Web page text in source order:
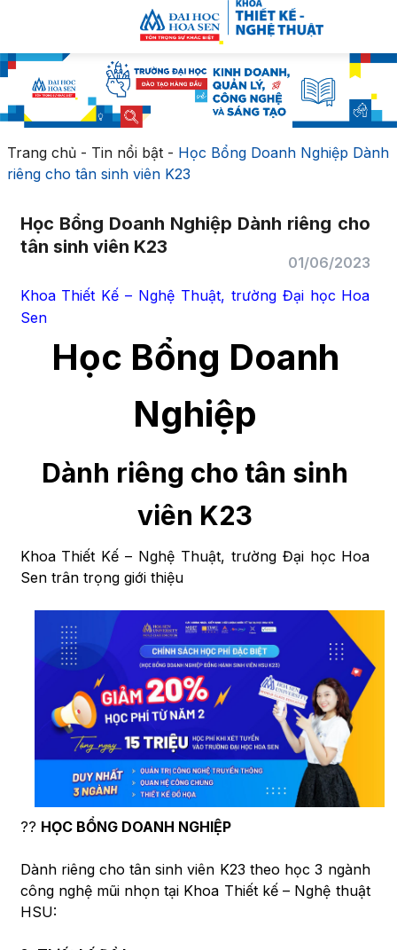
Trang chủ- Tin nổi bật- Học Bổng Doanh Nghiệp Dành
riêng cho tân sinh viên K23
Học Bổng Doanh Nghiệp Dành riêng cho
tân sinh viên K23
01/06/2023
Khoa Thiết Kế – Nghệ Thuật, trường Đại học Hoa
Sen
Học Bổng Doanh
Nghiệp
Dành riêng cho tân sinh
viên K23
Khoa Thiết Kế – Nghệ Thuật, trường Đại học Hoa
Sen trân trọng giới thiệu
?? HỌC BỔNG DOANH NGHIỆP
Dành riêng cho tân sinh viên K23 theo học 3 ngành
công nghệ mũi nhọn tại Khoa Thiết kế – Nghệ thuật
HSU: